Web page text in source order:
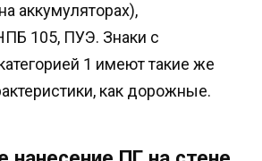
аккумуляторах),
105, ПУЭ. Знаки с
1 имеют такие же
как дорожные.